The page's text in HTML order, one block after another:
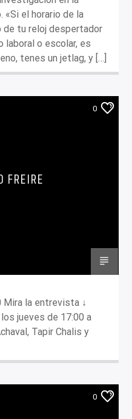
«Si el horario de la
de tu reloj despertador
laboral o escolar, es
tenes un jetlag, y […]
0
FREIRE
la entrevista ↓
los jueves de 17:00 a
Tapir Chalis y
0